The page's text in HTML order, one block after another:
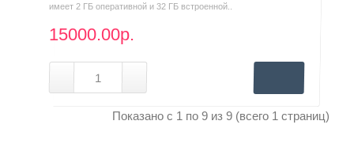
имеет 2 ГБ оперативной и 32 ГБ встроенной..
15000.00р.
Показано с 1 по 9 из 9 (всего 1 страниц)